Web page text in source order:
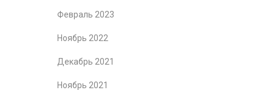
Февраль 2023
Ноябрь 2022
Декабрь 2021
Ноябрь 2021